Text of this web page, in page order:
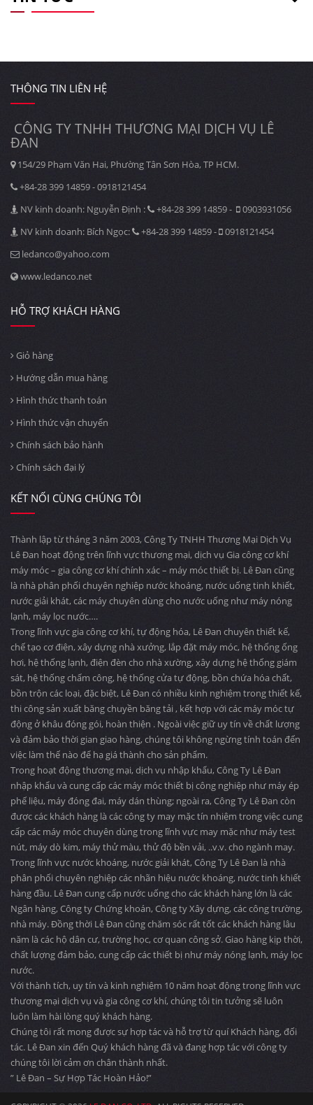
THÔNG TIN LIÊN HỆ
CÔNG TY TNHH THƯƠNG MẠI DỊCH VỤ LÊ
ĐAN
154/29 Phạm Văn Hai, Phường Tân Sơn Hòa, TP HCM.
+84-28 399 14859 - 0918121454
NV kinh doanh: Nguyễn Định :
+84-28 399 14859 -
0903931056
NV kinh doanh: Bích Ngọc:
+84-28 399 14859 -
0918121454
ledanco@yahoo.com
www.ledanco.net
HỖ TRỢ KHÁCH HÀNG
Giỏ hàng
Hướng dẫn mua hàng
Hình thức thanh toán
Hình thức vận chuyển
Chính sách bảo hành
Chính sách đại lý
KẾT NỐI CÙNG CHÚNG TÔI
Thành lập từ tháng 3 năm 2003, Công Ty TNHH Thương Mại Dịch Vụ
Lê Đan hoạt động trên lĩnh vực thương mại, dịch vụ Gia công cơ khí
máy móc – gia công cơ khí chính xác – máy móc thiết bị. Lê Đan cũng
là nhà phân phối chuyên nghiệp nước khoáng, nước uống tinh khiết,
nước giải khát, các máy chuyên dùng cho nước uống như máy nóng
lạnh, máy lọc nước….
Trong lĩnh vực gia công cơ khí, tự động hóa, Lê Đan chuyên thiết kế,
chế tạo cơ điện, xây dựng nhà xưởng, lắp đặt máy móc, hệ thống ống
hơi, hệ thống lạnh, điện đèn cho nhà xường, xây dựng hệ thống giám
sát, hệ thống chấm công, hệ thống cửa tự động, bồn chứa hóa chất,
bồn trộn các loại, đặc biệt, Lê Đan có nhiều kinh nghiệm trong thiết kế,
thi công sản xuất băng chuyền băng tải , kết hợp với các máy móc tự
động ở khâu đóng gói, hoàn thiện . Ngoài việc giữ uy tín về chất lượng
và đảm bảo thời gian giao hàng, chúng tôi không ngừng tính toán đến
việc làm thế nào để hạ giá thành cho sản phẩm.
Trong hoạt động thương mại, dịch vụ nhập khẩu, Công Ty Lê Đan
nhập khẩu và cung cấp các máy móc thiết bị công nghiệp như máy ép
phế liệu, máy đóng đai, máy dán thùng; ngoài ra, Công Ty Lê Đan còn
được các khách hàng là các công ty may mặc tín nhiệm trong việc cung
cấp các máy móc chuyên dùng trong lĩnh vực may mặc như máy test
nút, máy dò kim, máy thử màu, thử độ bền vải, ..v.v. cho ngành may.
Trong lĩnh vực nước khoáng, nước giải khát, Công Ty Lê Đan là nhà
phân phối chuyên nghiệp các nhãn hiệu nước khoáng, nước tinh khiết
hàng đầu. Lê Đan cung cấp nước uống cho các khách hàng lớn là các
Ngân hàng, Công ty Chứng khoán, Công ty Xây dựng, các công trường,
nhà máy. Đồng thời Lê Đan cũng chăm sóc rất tốt các khách hàng lâu
năm là các hộ dân cư, trường học, cơ quan công sở. Giao hàng kịp thời,
chất lượng đảm bảo, cung cấp các thiết bị như máy nóng lạnh, máy lọc
nước.
Với thành tích, uy tín và kinh nghiệm 10 năm hoạt động trong lĩnh vực
thương mại dịch vụ và gia công cơ khí, chúng tôi tin tưởng sẽ luôn
luôn làm hài lòng quý khách hàng.
Chúng tôi rất mong được sự hợp tác và hỗ trợ từ quí Khách hàng, đối
tác. Lê Đan xin đến Quý khách hàng đã và đang hợp tác với công ty
chúng tôi lời cảm ơn chân thành nhất.
” Lê Đan – Sự Hợp Tác Hoàn Hảo!”